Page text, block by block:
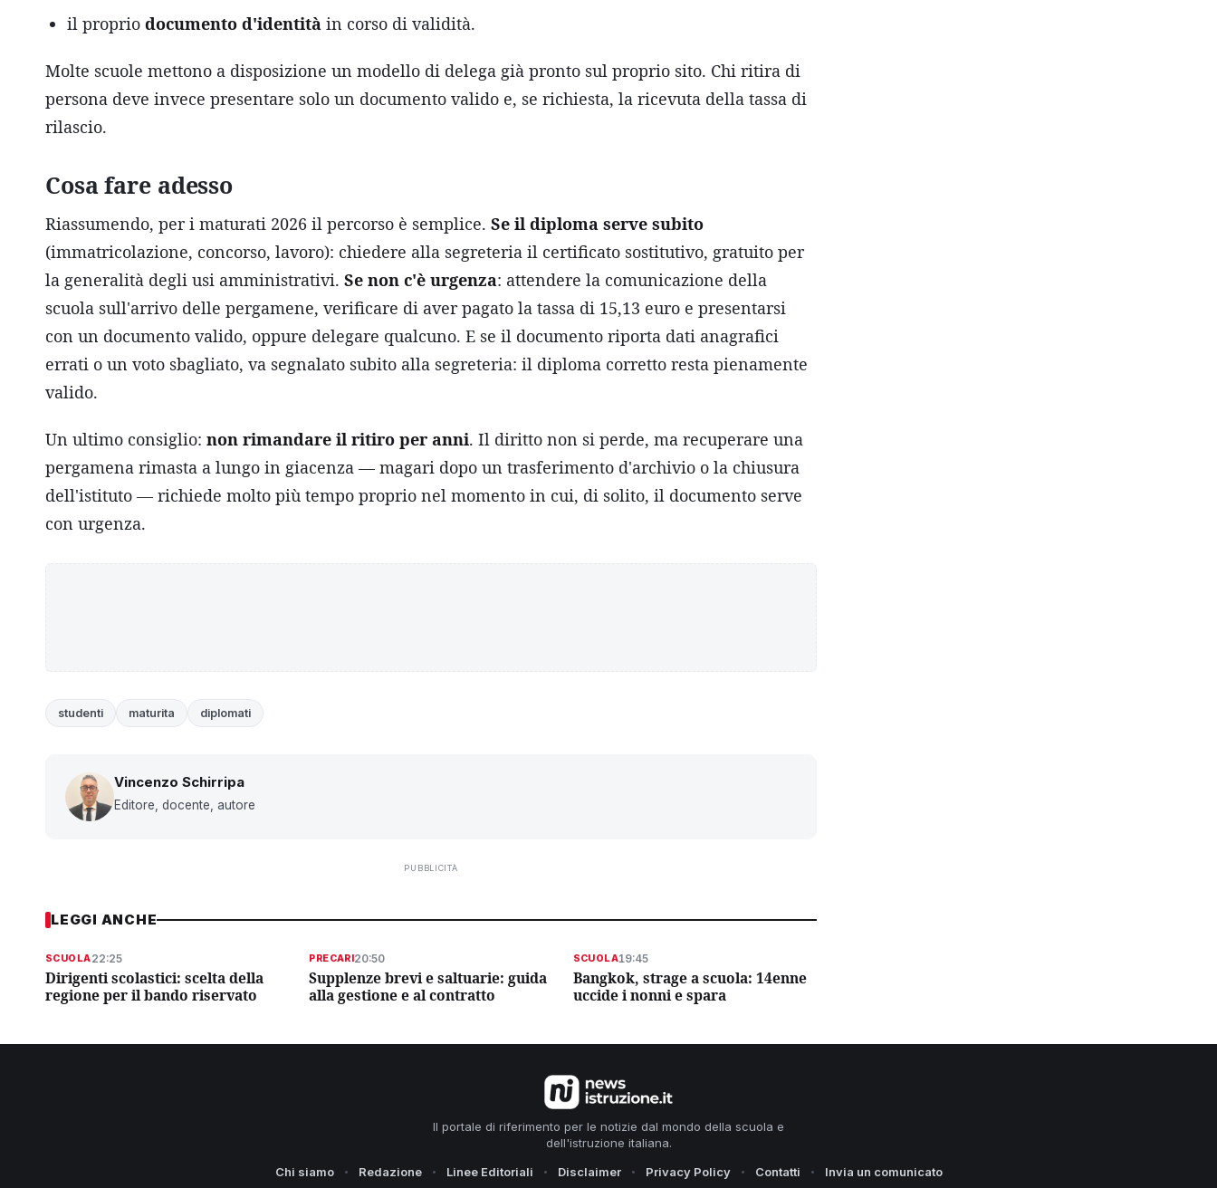
il proprio documento d'identità in corso di validità.
Molte scuole mettono a disposizione un modello di delega già pronto sul proprio sito. Chi ritira di
persona deve invece presentare solo un documento valido e, se richiesta, la ricevuta della tassa di
rilascio.
Cosa fare adesso
Riassumendo, per i maturati 2026 il percorso è semplice. Se il diploma serve subito
(immatricolazione, concorso, lavoro): chiedere alla segreteria il certificato sostitutivo, gratuito per
la generalità degli usi amministrativi. Se non c'è urgenza: attendere la comunicazione della
scuola sull'arrivo delle pergamene, verificare di aver pagato la tassa di 15,13 euro e presentarsi
con un documento valido, oppure delegare qualcuno. E se il documento riporta dati anagrafici
errati o un voto sbagliato, va segnalato subito alla segreteria: il diploma corretto resta pienamente
valido.
Un ultimo consiglio: non rimandare il ritiro per anni. Il diritto non si perde, ma recuperare una
pergamena rimasta a lungo in giacenza — magari dopo un trasferimento d'archivio o la chiusura
dell'istituto — richiede molto più tempo proprio nel momento in cui, di solito, il documento serve
con urgenza.
studenti maturita diplomati
Vincenzo Schirripa
Editore, docente, autore
PUBBLICITÀ
LEGGI ANCHE
SCUOLA22:25
Dirigenti scolastici: scelta della
regione per il bando riservato
PRECARI20:50
Supplenze brevi e saltuarie: guida
alla gestione e al contratto
SCUOLA19:45
Bangkok, strage a scuola: 14enne
uccide i nonni e spara
Il portale di riferimento per le notizie dal mondo della scuola e
dell'istruzione italiana.
Chi siamo
Redazione Linee Editoriali Disclaimer Privacy Policy Contatti Invia un comunicato